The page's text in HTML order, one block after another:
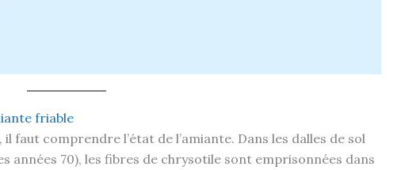
friable
faut comprendre l’état de l’amiante. Dans les dalles de sol
années 70), les fibres de chrysotile sont emprisonnées dans